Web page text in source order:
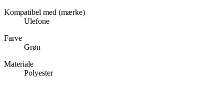
Kompatibel med (mærke)
Ulefone
Farve
Grøn
Materiale
Polyester